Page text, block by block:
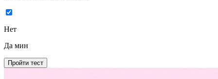
Нет
Да мин
Пройти тест